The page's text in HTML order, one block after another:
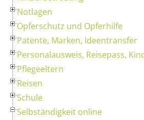
Notlagen
Opferschutz und Opferhilfe
Patente, Marken, Ideentransfer
Personalausweis, Reisepass,
Pflegeeltern
Reisen
Schule
Selbständigkeit online